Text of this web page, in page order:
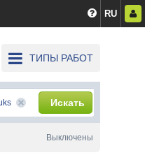
RU
ТИПЫ РАБОТ
Искать
Выключены